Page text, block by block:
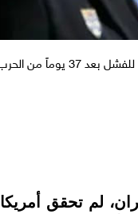
الحرب على إيران
إيران، لم تحقق